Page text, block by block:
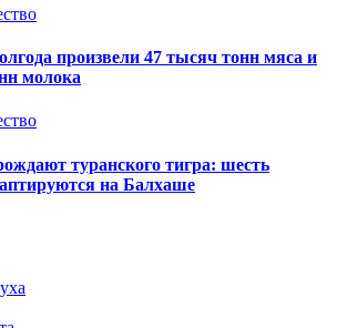
произвели 47 тысяч тонн мяса и
молока
туранского тигра: шесть
на Балхаше